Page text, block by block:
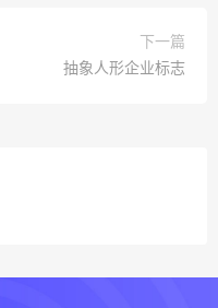
下一篇
抽象人形企业标志